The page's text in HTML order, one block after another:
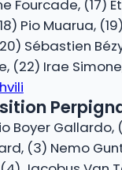
Fourcade, (17)
Pio Muarua, (19)
Sébastien
(22) Irae
Boyer Gallardo,
(3) Nemo